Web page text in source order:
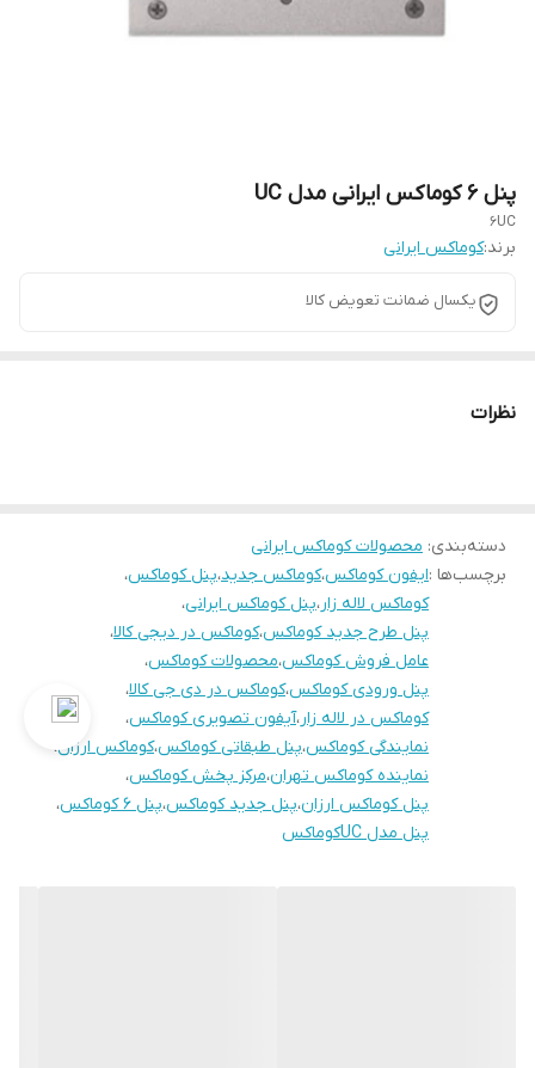
پنل ۶ کوماکس ایرانی مدل UC
6UC
برند:کوماکس ایرانی
یکسال ضمانت تعویض کالا
نظرات
دسته‌بندی: محصولات کوماکس ایرانی
برچسب‌ها :ایفون کوماکس،کوماکس جدید،پنل کوماکس،
کوماکس لاله زار،پنل کوماکس ایرانی،
پنل طرح جدید کوماکس،کوماکس در دیجی کالا،
عامل فروش کوماکس،محصولات کوماکس،
پنل ورودی کوماکس،کوماکس در دی جی کالا،
کوماکس در لاله زار،آیفون تصویری کوماکس،
نمایندگی کوماکس،پنل طبقاتی کوماکس،کوماکس ارزان،
نماینده کوماکس تهران،مرکز پخش کوماکس،
پنل کوماکس ارزان،پنل جدید کوماکس،پنل ۶ کوماکس
،
پنل مدل UCکوماکس